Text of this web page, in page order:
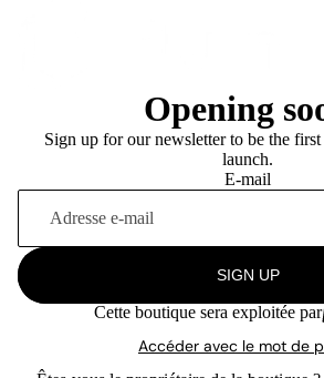
Opening
Sign up for our newsletter to be the
launch.
E-mail
SIGN UP
Cette boutique sera exploitée par
Accéder avec le mot de